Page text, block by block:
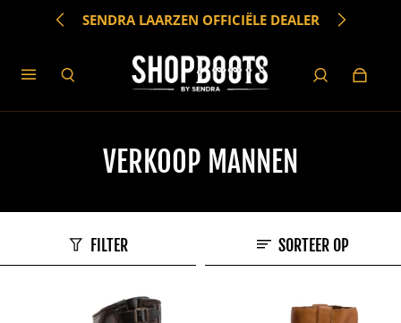
SENDRA LAARZEN OFFICIËLE DEALER
VERKOOP MANNEN
FILTER SORTEER OP